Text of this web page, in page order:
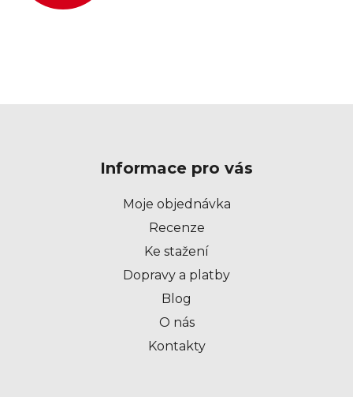
Informace pro vás
Moje objednávka
Recenze
Ke stažení
Dopravy a platby
Blog
O nás
Kontakty